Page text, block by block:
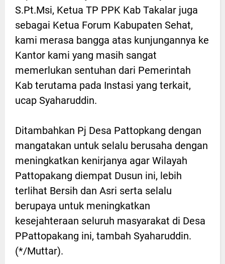
S.Pt.Msi, Ketua TP PPK Kab Takalar juga
sebagai Ketua Forum Kabupaten Sehat,
kami merasa bangga atas kunjungannya ke
Kantor kami yang masih sangat
memerlukan sentuhan dari Pemerintah
Kab terutama pada Instasi yang terkait,
ucap Syaharuddin.
Ditambahkan Pj Desa Pattopkang dengan
mangatakan untuk selalu berusaha dengan
meningkatkan kenirjanya agar Wilayah
Pattopakang diempat Dusun ini, lebih
terlihat Bersih dan Asri serta selalu
berupaya untuk meningkatkan
kesejahteraan seluruh masyarakat di Desa
PPattopakang ini, tambah Syaharuddin.
(*/Muttar).